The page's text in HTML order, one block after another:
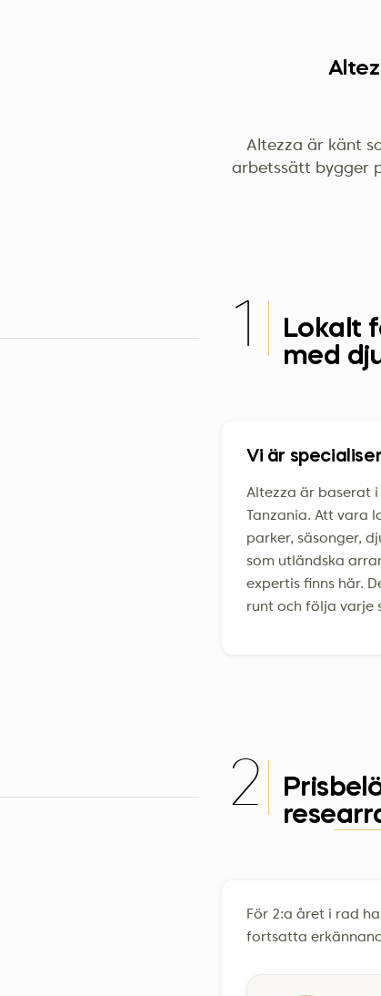
Altezza är känt
arbetssätt bygger
1
Lokalt
med
Vi är
Altezza är baserat
Tanzania. Att vara
parker, säsonger,
som utländska
expertis finns här.
runt och följa varje
2
För 2:a året i rad
fortsatta